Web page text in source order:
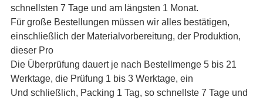
schnellsten 7 Tage und am längsten 1 Monat.
Für große Bestellungen müssen wir alles bestätigen,
einschließlich der Materialvorbereitung, der Produktion,
dieser Pro
Die Überprüfung dauert je nach Bestellmenge 5 bis 21
Werktage, die Prüfung 1 bis 3 Werktage, ein
Und schließlich, Packing 1 Tag, so schnellste 7 Tage und